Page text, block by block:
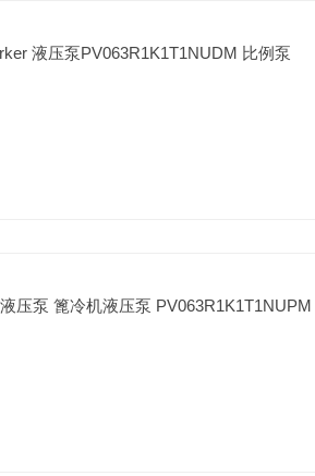
液压泵PV063R1K1T1NUDM 比例泵
压泵 篦冷机液压泵